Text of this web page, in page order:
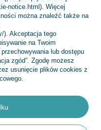
notice.html). Więcej
można znaleźć także na
). Akceptacja tego
na Twoim
lub dostępu
zgód”. Zgodę możesz
usunięcie plików cookies z